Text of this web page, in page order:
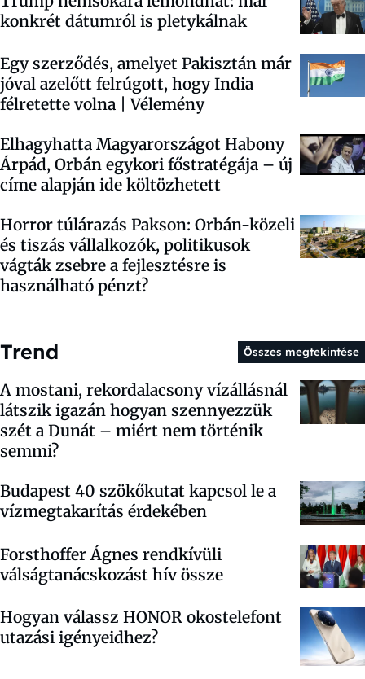
konkrét dátumról is pletykálnak
Egy szerződés, amelyet Pakisztán már
jóval azelőtt felrúgott, hogy India
félretette volna | Vélemény
Elhagyhatta Magyarországot Habony
Árpád, Orbán egykori főstratégája – új
címe alapján ide költözhetett
Horror túlárazás Pakson: Orbán-közeli
és tiszás vállalkozók, politikusok
vágták zsebre a fejlesztésre is
használható pénzt?
Trend Összes megtekintése
A mostani, rekordalacsony vízállásnál
látszik igazán hogyan szennyezzük
szét a Dunát – miért nem történik
semmi?
Budapest 40 szökőkutat kapcsol le a
vízmegtakarítás érdekében
Forsthoffer Ágnes rendkívüli
válságtanácskozást hív össze
Hogyan válassz HONOR okostelefont
utazási igényeidhez?